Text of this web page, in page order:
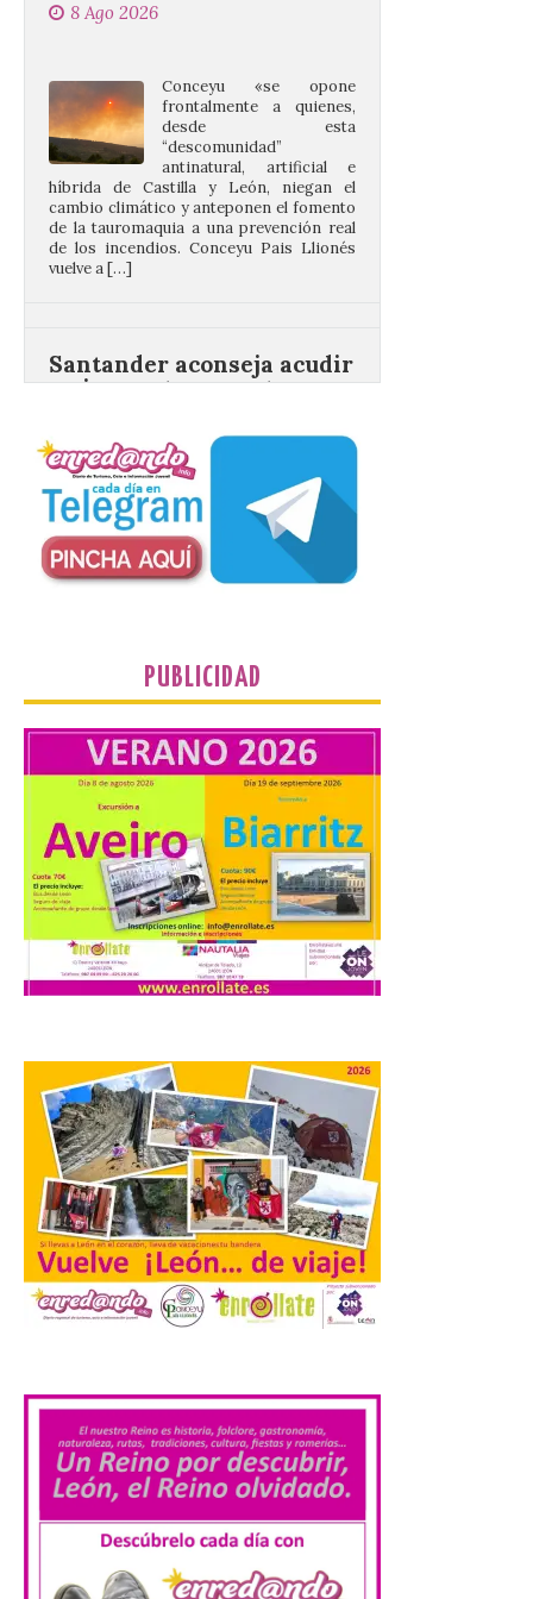
antinatural, artificial e
híbrida de Castilla y León, niegan el
cambio climático y anteponen el fomento
de la tauromaquia a una prevención real
de los incendios. Conceyu Pais Llionés
vuelve a […]
Santander aconseja acudir
vehículo privado para el
eclipse
El TUS cuenta con líneas
que llegan a la zona en
puntos como el faro de
Cabo Mayor, Cueto,
Corbanera o Ciriego y
Turismo de Extremadura
impulsa nuevas
iniciativas relacionadas
con el trío de eclipses para
afianzar a Extremadura
como referente en
astroturismo
8 Ago 2026
Extremadura cuenta con
de Europa, un recurso
natural que permite disfrutar de
actividades de astroturismo durante todo
el año. La Dirección General de Turismo
ha puesto en marcha diversas iniciativas
relacionadas […]
Cabárceno prepara tres
enclaves privilegiados
desde los que divisar el
eclipse solar del 12 de
8 Ago 2026
El parque amplía su
horario y refuerza los
transportes y la
hostelería. En Alto
programación musical de Estación
PUBLICIDAD